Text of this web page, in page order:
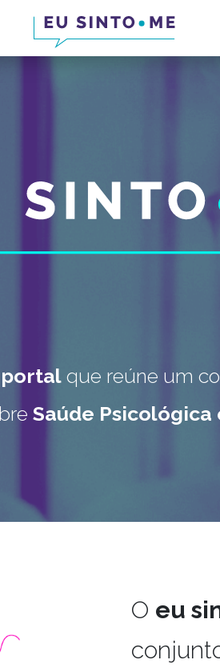
portal que reúne um
Saúde
O eu